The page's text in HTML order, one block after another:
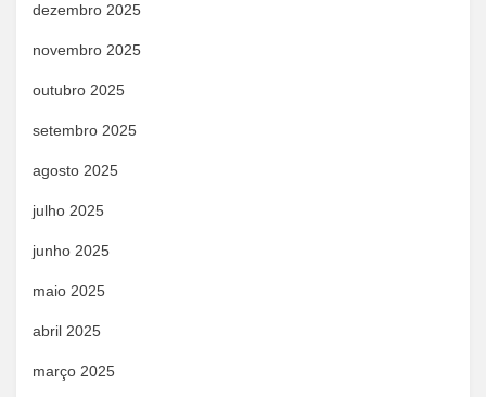
dezembro 2025
novembro 2025
outubro 2025
setembro 2025
agosto 2025
julho 2025
junho 2025
maio 2025
abril 2025
março 2025